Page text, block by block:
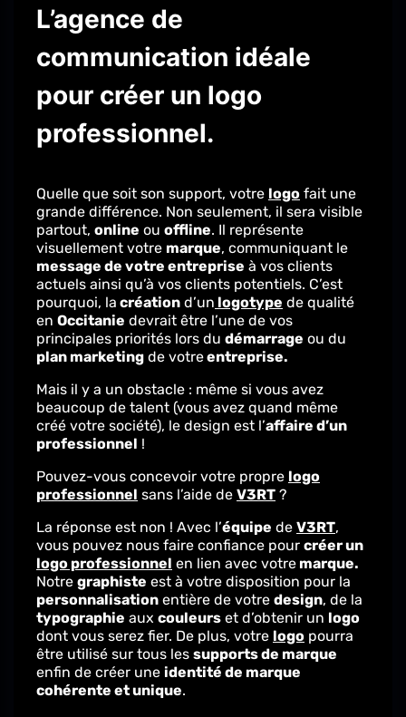
L’agence de
communication idéale
pour créer un logo
professionnel.
Quelle que soit son support, votre logo fait une
grande différence. Non seulement, il sera visible
partout, online ou offline. Il représente
visuellement votre marque, communiquant le
message de votre entreprise à vos clients
actuels ainsi qu’à vos clients potentiels. C’est
pourquoi, la création d’un logotype de qualité
en Occitanie devrait être l’une de vos
principales priorités lors du démarrage ou du
plan marketing de votreentreprise.
Mais il y a un obstacle : même si vous avez
beaucoup de talent (vous avez quand même
créé votre société), le design est l’affaire d’un
professionnel !
Pouvez-vous concevoir votre propre logo
professionnel sans l’aide de V3RT ?
La réponse est non ! Avec l’équipe de V3RT,
vous pouvez nous faire confiance pour créer un
logo professionnel en lien avec votre marque.
Notre graphiste est à votre disposition pour la
personnalisation entière de votre design, de la
typographie aux couleurs et d’obtenir un logo
dont vous serez fier. De plus, votre logo pourra
être utilisé sur tous les supports de marque
enfin de créer une identité de marque
cohérente et unique.